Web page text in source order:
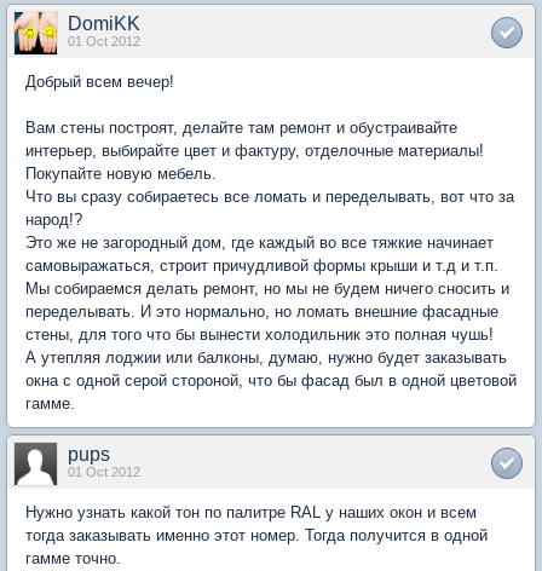
DomiKK
01 Oct 2012
Добрый всем вечер!
Вам стены построят, делайте там ремонт и обустраивайте
интерьер, выбирайте цвет и фактуру, отделочные материалы!
Покупайте новую мебель.
Что вы сразу собираетесь все ломать и переделывать, вот что за
народ!?
Это же не загородный дом, где каждый во все тяжкие начинает
самовыражаться, строит причудливой формы крыши и т.д и т.п.
Мы собираемся делать ремонт, но мы не будем ничего сносить и
переделывать. И это нормально, но ломать внешние фасадные
стены, для того что бы вынести холодильник это полная чушь!
А утепляя лоджии или балконы, думаю, нужно будет заказывать
окна с одной серой стороной, что бы фасад был в одной цветовой
гамме.
pups
01 Oct 2012
Нужно узнать какой тон по палитре RAL у наших окон и всем
тогда заказывать именно этот номер. Тогда получится в одной
гамме точно.